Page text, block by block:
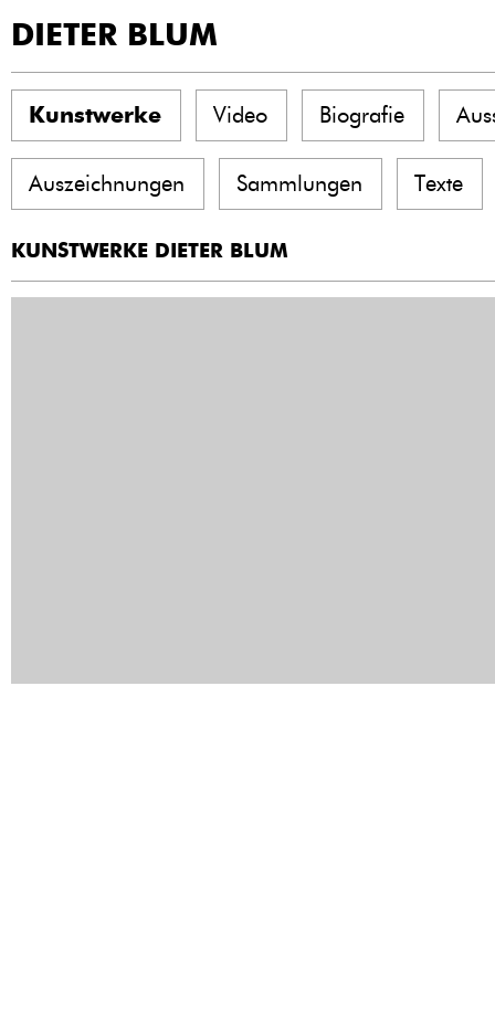
DIETER BLUM
Kunstwerke Video Biografie
Auszeichnungen Sammlungen Texte
KUNSTWERKE DIETER BLUM